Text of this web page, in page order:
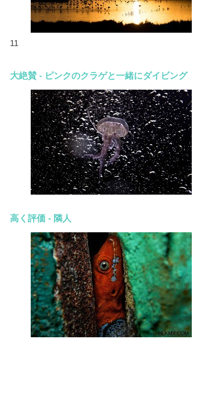
11
大絶賛 - ピンクのクラゲと一緒にダイビング
高く評価 - 隣人